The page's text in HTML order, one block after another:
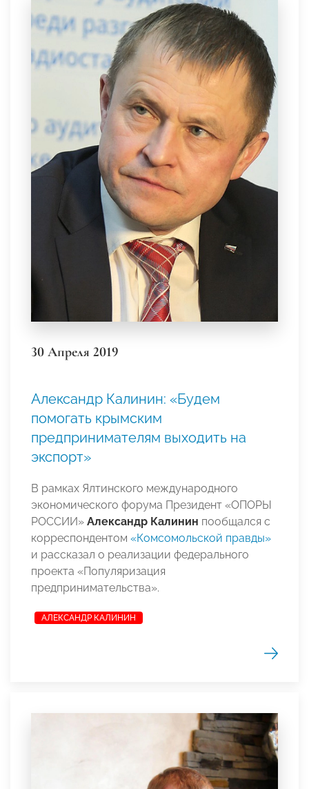
30 Апреля 2019
Александр Калинин: «Будем
помогать крымским
предпринимателям выходить на
экспорт»
В рамках Ялтинского международного
экономического форума Президент «ОПОРЫ
РОССИИ» Александр Калинин пообщался с
корреспондентом «Комсомольской правды»
и рассказал о реализации федерального
проекта «Популяризация
предпринимательства».
АЛЕКСАНДР КАЛИНИН